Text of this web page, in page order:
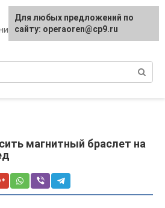
сосудов и сердца,
магнитный браслет на
Для любых предложений по
сайту: operaoren@cp9.ru